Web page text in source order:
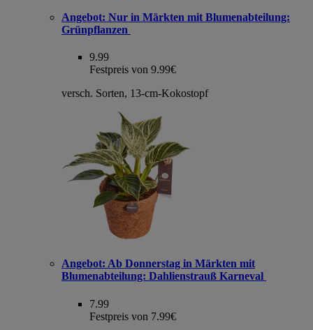
Angebot: Nur in Märkten mit Blumenabteilung:
Grünpflanzen
9.99
Festpreis von 9.99€
versch. Sorten, 13-cm-Kokostopf
Angebot: Ab Donnerstag in Märkten mit
Blumenabteilung: Dahlienstrauß Karneval
7.99
Festpreis von 7.99€